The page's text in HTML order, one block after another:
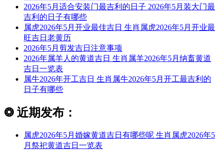
2026年5月适合安装门最吉利的日子 2026年5月装大门最
吉利的日子有哪些
属虎2026年5月开业最佳吉日 生肖属虎2026年5月开业最
旺吉日老黄历
2026年5月剪发吉日注意事项
2026年属羊人的黄道吉日 生肖属羊2026年5月纳畜黄道
吉日一览表
属牛2026年开工吉日 生肖属牛2026年5月开工最吉利的
日子有哪些
❂ 近期发布：
属虎2026年5月婚嫁黄道吉日有哪些呢 生肖属虎2026年5
月祭祀黄道吉日一览表